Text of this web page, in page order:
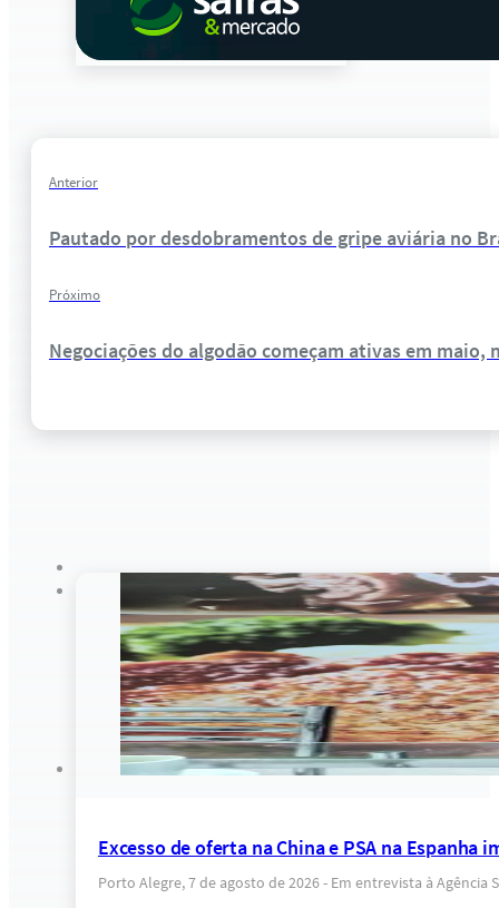
Anterior
Pautado por desdobramentos de gripe aviária no
Próximo
Negociações do algodão começam ativas em
Excesso de oferta na China e PSA na Espanha
Porto Alegre, 7 de agosto de 2026 - Em entrevista à